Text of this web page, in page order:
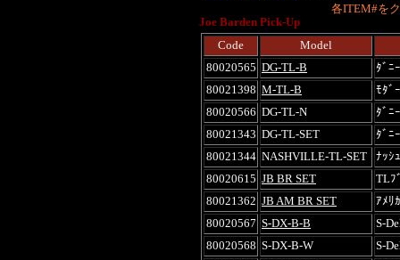
Code
Model
80020565 DG-TL-B
ﾀﾞﾆ
80021398 M-TL-B
ﾓﾀﾞ
80020566 DG-TL-N
ﾀﾞﾆ
80021343 DG-TL-SET
ﾀﾞﾆ
80021344 NASHVILLE-TL-SET
ﾅｯｼ
80020615 JB BR SET
TLﾌ
80021362 JB AM BR SET
ｱﾒﾘ
80020567 S-DX-B-B
S-
80020568 S-DX-B-W
S-
各ITEM#を
Joe Barden Pick-Up